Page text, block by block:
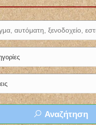
Αναζήτηση